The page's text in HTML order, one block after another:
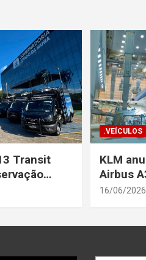
Transit
de
.VEÍCULOS
KLM
Airbus
prevista
16/06/2026